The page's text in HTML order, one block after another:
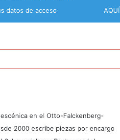
datos de acceso
AQUÍ
en el Otto-Falckenberg-
2000 escribe piezas por encargo